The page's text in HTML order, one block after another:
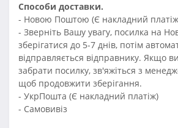
Способи доставки.
- Новою Поштою (Є накладний
- Зверніть Вашу увагу, посилка на
зберігатися до 5-7 днів, потім
відправляється відправнику. Якщо
забрати посилку, зв'яжіться з
щоб продовжити зберігання.
- УкрПошта (Є накладний платіж)
- Самовивіз